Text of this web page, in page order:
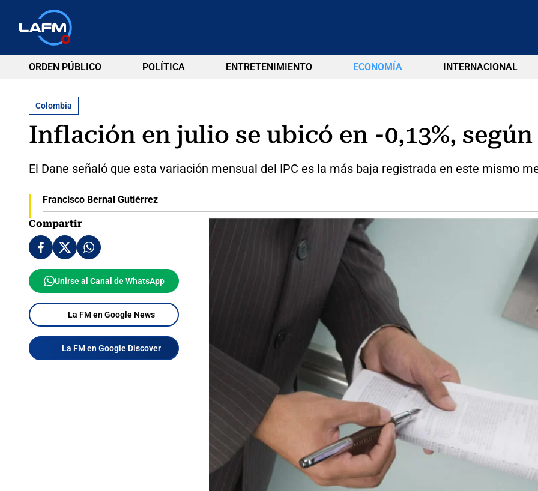
ORDEN PÚBLICO POLÍTICA ENTRETENIMIENTO ECONOMÍA INTERNACIONAL
Colombia
Inflación en julio se ubicó en -0,13%, según
El Dane señaló que esta variación mensual del IPC es la más baja registrada en este mismo
Francisco Bernal Gutiérrez
Compartir
Unirse al Canal de WhatsApp
La FM en Google News
La FM en Google Discover